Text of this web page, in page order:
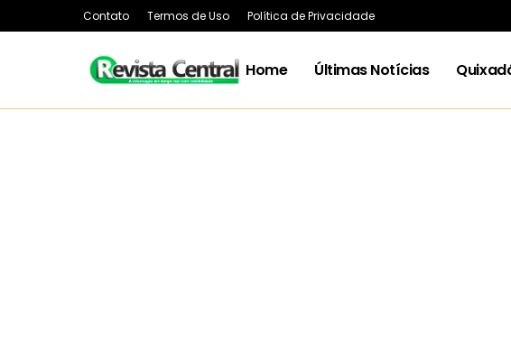
Contato Termos de Uso Política de Privacidade
Home Últimas Notícias